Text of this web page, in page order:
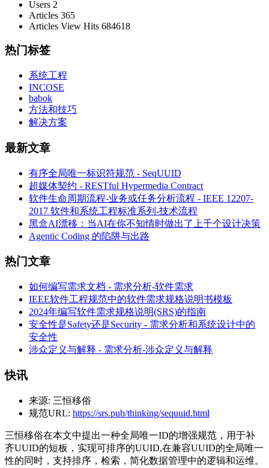
Users 2
Articles 365
Articles View Hits 684618
热门标签
系统工程
INCOSE
babok
方法和技巧
解决方案
最新文章
有序全局唯一标识符规范 - SeqUUID
超媒体契约 - RESTful Hypermedia Contract
软件生命周期流程-业务或任务分析流程 - IEEE 12207-
2017 软件和系统工程标准系列-技术流程
黑盒AI漂移：当AI在你不知情时做出了上千个设计决策
Agentic Coding 的陷阱与出路
热门文章
如何编写需求文档 - 需求分析-软件需求
IEEE软件工程规范中的软件需求规格说明书模板
2024年编写软件需求规格说明(SRS)的指南
安全性是Safety还是Security - 需求分析和系统设计中的
安全性
涉众定义与解释 - 需求分析-涉众定义与解释
快讯
来源: 三恒移俗
规范URL: https://srs.pub/thinking/sequuid.html
三恒移俗在本文中提出一种全局唯一ID的增强规范，用于补
齐UUID的短板，实现可排序的UUID,在兼容UUID的全局唯一
性的同时，支持排序，检索，简化数据管理中的逻辑和运维。